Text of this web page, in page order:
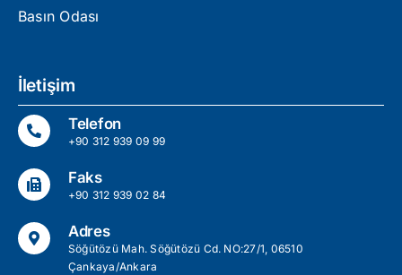
Basın Odası
İletişim
Telefon
+90 312 939 09 99
Faks
+90 312 939 02 84
Adres
Söğütözü Mah. Söğütözü Cd. NO:27/1, 06510
Çankaya/Ankara